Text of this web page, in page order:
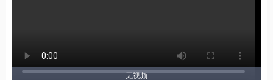
无视频